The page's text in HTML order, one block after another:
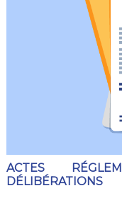
ACTES
DÉLIBÉRATIONS